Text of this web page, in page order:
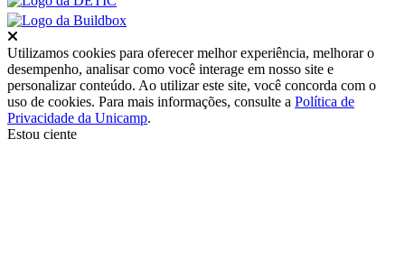
Utilizamos cookies para oferecer melhor experiência, melhorar o
desempenho, analisar como você interage em nosso site e
personalizar conteúdo. Ao utilizar este site, você concorda com o
uso de cookies. Para mais informações, consulte a Política de
Privacidade da Unicamp.
Estou ciente